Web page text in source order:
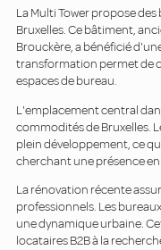
La Multi Tower propose
Bruxelles. Ce bâtiment,
Brouckère, a bénéficié
transformation permet de
espaces de bureau.
L'emplacement central
commodités de Bruxelles.
plein développement, ce
cherchant une présence en
La rénovation récente
professionnels. Les
une dynamique urbaine.
locataires B2B à la